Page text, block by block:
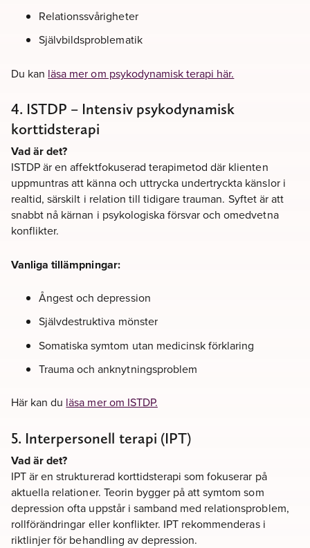
Relationssvårigheter
Självbildsproblematik
Du kan läsa mer om psykodynamisk terapi här.
4. ISTDP – Intensiv psykodynamisk
korttidsterapi
Vad är det?
ISTDP är en affektfokuserad terapimetod där klienten
uppmuntras att känna och uttrycka undertryckta känslor i
realtid, särskilt i relation till tidigare trauman. Syftet är att
snabbt nå kärnan i psykologiska försvar och omedvetna
konflikter.
Vanliga tillämpningar:
Ångest och depression
Självdestruktiva mönster
Somatiska symtom utan medicinsk förklaring
Trauma och anknytningsproblem
Här kan du läsa mer om ISTDP.
5. Interpersonell terapi (IPT)
Vad är det?
IPT är en strukturerad korttidsterapi som fokuserar på
aktuella relationer. Teorin bygger på att symtom som
depression ofta uppstår i samband med relationsproblem,
rollförändringar eller konflikter. IPT rekommenderas i
riktlinjer för behandling av depression.